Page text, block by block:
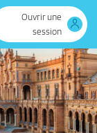
Ouvrir une
session